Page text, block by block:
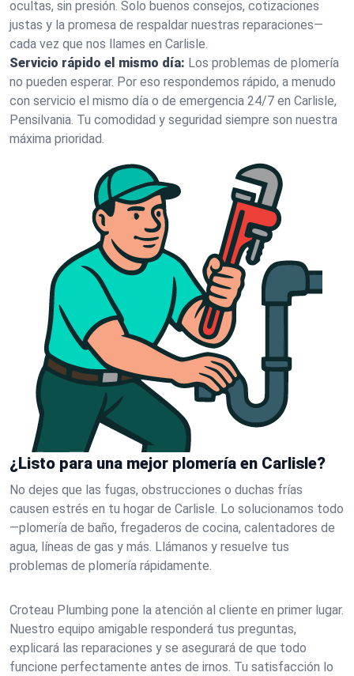
ocultas, sin presión. Solo buenos consejos, cotizaciones
justas y la promesa de respaldar nuestras reparaciones—
cada vez que nos llames en Carlisle.
Servicio rápido el mismo día: Los problemas de plomería
no pueden esperar. Por eso respondemos rápido, a menudo
con servicio el mismo día o de emergencia 24/7 en Carlisle,
Pensilvania. Tu comodidad y seguridad siempre son nuestra
máxima prioridad.
¿Listo para una mejor plomería en Carlisle?
No dejes que las fugas, obstrucciones o duchas frías
causen estrés en tu hogar de Carlisle. Lo solucionamos todo
—plomería de baño, fregaderos de cocina, calentadores de
agua, líneas de gas y más. Llámanos y resuelve tus
problemas de plomería rápidamente.
Croteau Plumbing pone la atención al cliente en primer lugar.
Nuestro equipo amigable responderá tus preguntas,
explicará las reparaciones y se asegurará de que todo
funcione perfectamente antes de irnos. Tu satisfacción lo